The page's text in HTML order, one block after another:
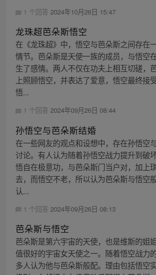
1 个回答 2024年10月26日 15:47
龙珠超芭朵斯悟空
在《龙珠超》中，悟空与芭朵斯之间存在
情节。芭朵斯是天使一族的成员，与悟空
生了感情。两人不仅在功夫上相互切磋，
上照顾悟空，并表达了爱意，悟空最终接
悟...
1 个回答 2024年09月26日 08:44
孙悟空与芭朵斯结婚
在一些网友的观点和设想中，存在孙悟空
讨论。有人认为随着孙悟空战力提升到破
悟自在极意功，与芭朵斯门当户对，加上
去，而悟空不老，所以认为芭朵斯与悟空
认...
1 个回答 2024年09月26日 08:13
芭朵斯与悟空
芭朵斯是第六宇宙的天使，也是维斯的姐
值很好的宇宙女天使之一。随着悟空战力
多人认为他与芭朵斯般配。理由包括悟空